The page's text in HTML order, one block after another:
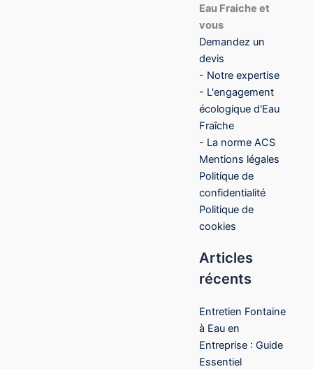
Eau Fraiche et
vous
Demandez un
devis
- Notre expertise
- L'engagement
écologique d'Eau
Fraîche
- La norme ACS
Mentions légales
Politique de
confidentialité
Politique de
cookies
Articles
récents
Entretien Fontaine
à Eau en
Entreprise : Guide
Essentiel